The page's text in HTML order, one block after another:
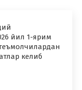
йил 1-ярим
келиб